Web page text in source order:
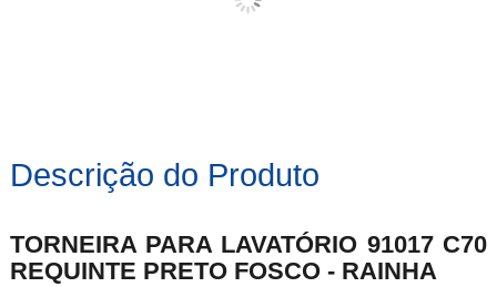
Descrição do Produto
TORNEIRA PARA LAVATÓRIO 91017 C70
REQUINTE PRETO FOSCO - RAINHA